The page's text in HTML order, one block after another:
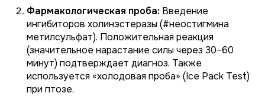
Фармакологическая проба: Введение
ингибиторов холинэстеразы (#неостигмина
метилсульфат). Положительная реакция
(значительное нарастание силы через 30–60
минут) подтверждает диагноз. Также
используется «холодовая проба» (Ice Pack Test)
при птозе.